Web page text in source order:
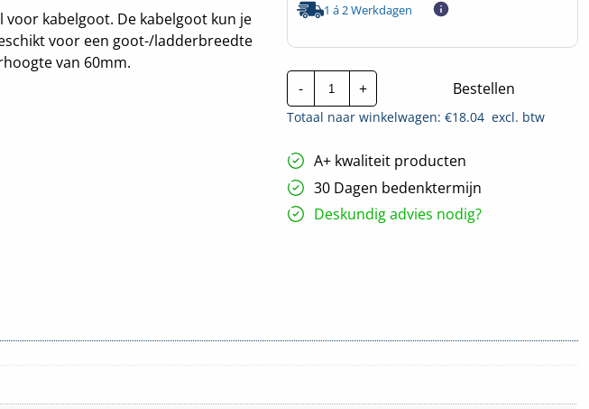
voor kabelgoot. De kabelgoot kun je
voor een goot-/ladderbreedte
van 60mm.
1 á 2 Werkdagen
-
Stago
C-
beugel
(zwaar)
250mm
hoeveelheid
+ Bestellen
Totaal naar winkelwagen: €18.04excl. btw
A+ kwaliteit producten
30 Dagen bedenktermijn
Deskundig advies nodig?